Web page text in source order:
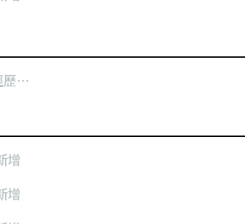
歷⋯
增
增